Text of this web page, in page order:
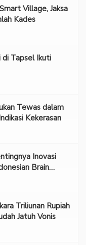
Village, Jaksa
Kades
di Tapsel Ikuti
Tewas dalam
Kekerasan
Inovasi
Brain
Jakarta”
Triliunan Rupiah
Jatuh Vonis